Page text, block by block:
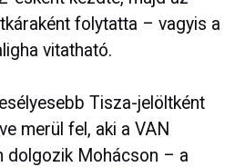
folytatta – vagyis a
vitatható.
Tisza-jelöltként
merül fel, aki a VAN
dolgozik Mohácson – a